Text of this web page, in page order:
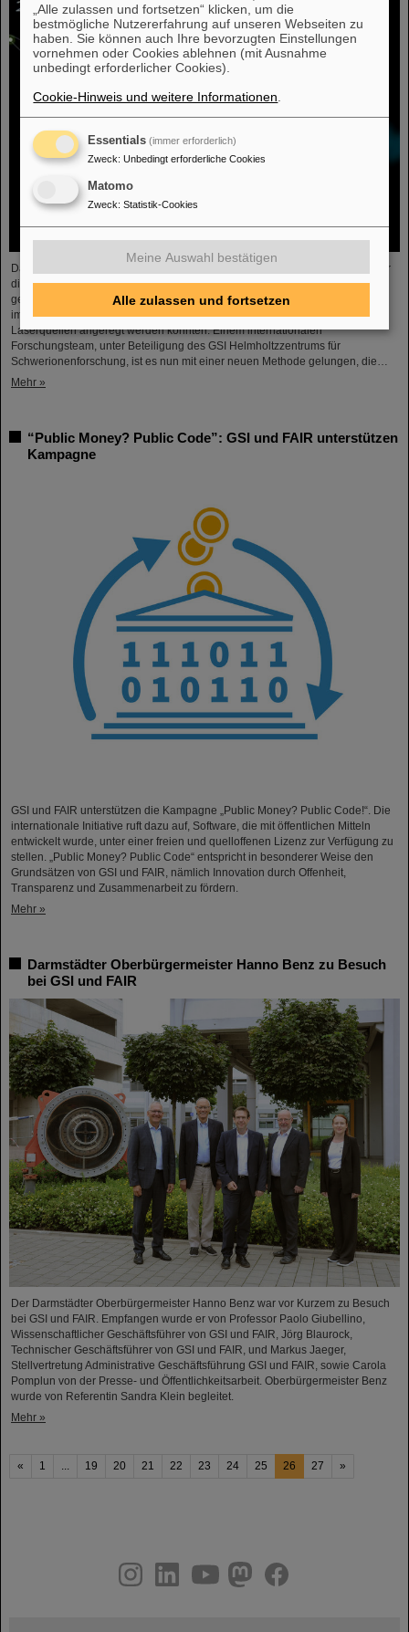
Das radioaktive Element Thorium-229 gilt zurzeit als der einzige Kandidat für
die Entwicklung einer Atomkernuhr. Eine solche Uhr wäre noch wesentlich
genauer als herkömmliche Atomuhren. Als Taktgeber würden Schwingungen
im Atomkern von Thorium-229 dienen, die durch ultraviolettes Licht aus
Laserquellen angeregt werden könnten. Einem internationalen
Forschungsteam, unter Beteiligung des GSI Helmholtzzentrums für
Schwerionenforschung, ist es nun mit einer neuen Methode gelungen, die…
Mehr »
“Public Money? Public Code”: GSI und FAIR unterstützen
Kampagne
GSI und FAIR unterstützen die Kampagne „Public Money? Public Code!“. Die
internationale Initiative ruft dazu auf, Software, die mit öffentlichen Mitteln
entwickelt wurde, unter einer freien und quelloffenen Lizenz zur Verfügung zu
stellen. „Public Money? Public Code“ entspricht in besonderer Weise den
Grundsätzen von GSI und FAIR, nämlich Innovation durch Offenheit,
Transparenz und Zusammenarbeit zu fördern.
Mehr »
Darmstädter Oberbürgermeister Hanno Benz zu Besuch
bei GSI und FAIR
Der Darmstädter Oberbürgermeister Hanno Benz war vor Kurzem zu Besuch
bei GSI und FAIR. Empfangen wurde er von Professor Paolo Giubellino,
Wissenschaftlicher Geschäftsführer von GSI und FAIR, Jörg Blaurock,
Technischer Geschäftsführer von GSI und FAIR, und Markus Jaeger,
Stellvertretung Administrative Geschäftsführung GSI und FAIR, sowie Carola
Pomplun von der Presse- und Öffentlichkeitsarbeit. Oberbürgermeister Benz
wurde von Referentin Sandra Klein begleitet.
Mehr »
« 1 ... 19 20 21 22 23 24 25 26 27 »
youtubehelmholtz.socialfacebook
„Alle zulassen und fortsetzen“ klicken, um die
bestmögliche Nutzererfahrung auf unseren Webseiten zu
haben. Sie können auch Ihre bevorzugten Einstellungen
vornehmen oder Cookies ablehnen (mit Ausnahme
unbedingt erforderlicher Cookies).
Cookie-Hinweis und weitere Informationen
Essentials (immer erforderlich)
Zweck: Unbedingt erforderliche Cookies
Matomo
Zweck: Statistik-Cookies
Meine Auswahl bestätigen
Alle zulassen und fortsetzen